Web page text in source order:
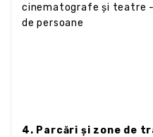
cinematografe și teatre
de persoane
4. Parcări și zone de